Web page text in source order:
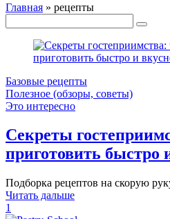
Главная » рецепты
Базовые рецепты
Полезное (обзоры, советы)
Это интересно
Секреты
приготовить быстро
Подборка рецептов на скорую
Читать дальше
1